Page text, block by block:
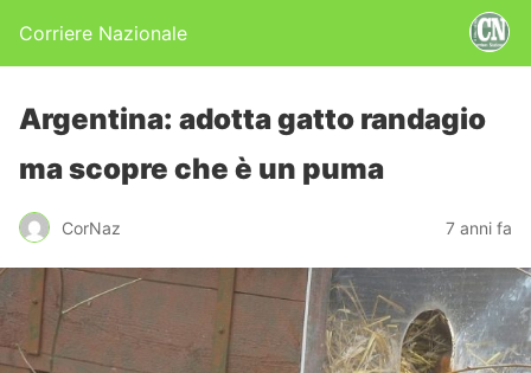
Corriere Nazionale
Argentina: adotta gatto randagio
ma scopre che è un puma
CorNaz 7 anni fa